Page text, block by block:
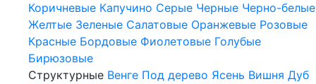
Коричневые Капучино Серые Черные Черно-белые
Желтые Зеленые Салатовые Оранжевые Розовые
Красные Бордовые Фиолетовые Голубые
Бирюзовые
Структурные Венге Под дерево Ясень Вишня Дуб